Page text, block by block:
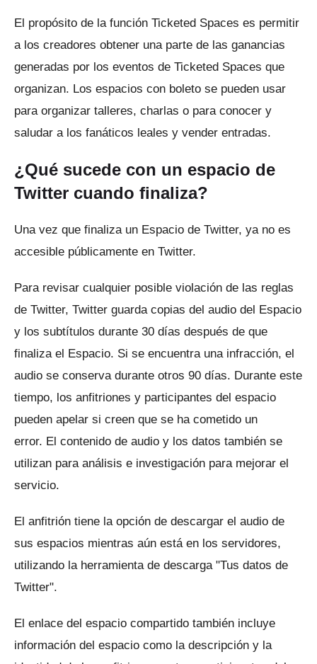
El propósito de la función Ticketed Spaces es permitir
a los creadores obtener una parte de las ganancias
generadas por los eventos de Ticketed Spaces que
organizan. Los espacios con boleto se pueden usar
para organizar talleres, charlas o para conocer y
saludar a los fanáticos leales y vender entradas.
¿Qué sucede con un espacio de
Twitter cuando finaliza?
Una vez que finaliza un Espacio de Twitter, ya no es
accesible públicamente en Twitter.
Para revisar cualquier posible violación de las reglas
de Twitter, Twitter guarda copias del audio del Espacio
y los subtítulos durante 30 días después de que
finaliza el Espacio. Si se encuentra una infracción, el
audio se conserva durante otros 90 días. Durante este
tiempo, los anfitriones y participantes del espacio
pueden apelar si creen que se ha cometido un
error. El contenido de audio y los datos también se
utilizan para análisis e investigación para mejorar el
servicio.
El anfitrión tiene la opción de descargar el audio de
sus espacios mientras aún está en los servidores,
utilizando la herramienta de descarga "Tus datos de
Twitter".
El enlace del espacio compartido también incluye
información del espacio como la descripción y la